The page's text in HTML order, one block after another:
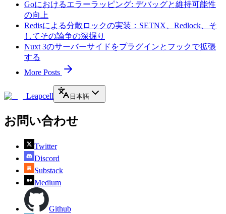
Goにおけるエラーラッピング: デバッグと維持可能性
の向上
Redisによる分散ロックの実装：SETNX、Redlock、そ
してその論争の深掘り
Nuxt 3のサーバーサイドをプラグインとフックで拡張
する
More Posts
Leapcell 日本語
お問い合わせ
Twitter
Discord
Substack
Medium
Github